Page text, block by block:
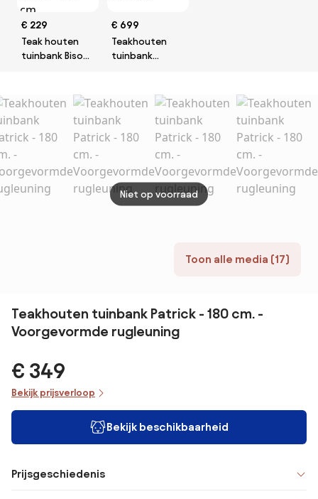
€ 229
Teak houten
tuinbank Bison
€ 699
Teakhouten
tuinbank
Toon alle media (17)
Niet op voorraad
Teakhouten tuinbank Patrick - 180 cm. -
Voorgevormde rugleuning
€ 349
Bekijk prijsverloop
Bekijk beschikbaarheid
Prijsgeschiedenis